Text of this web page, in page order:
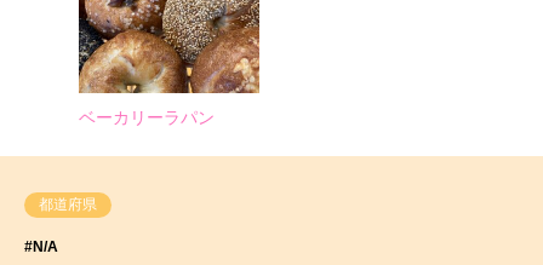
ベーカリーラパン
都道府県
#N/A